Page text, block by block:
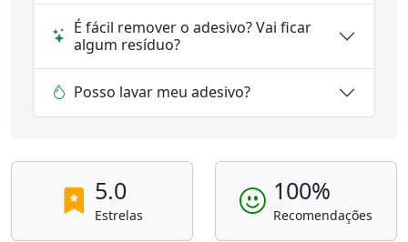
É fácil remover o adesivo? Vai ficar
algum resíduo?
Posso lavar meu adesivo?
5.0
Estrelas
100%
Recomendações